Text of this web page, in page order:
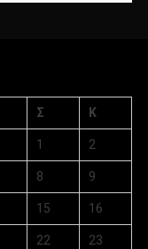
Σ Κ
1 2
8 9
15 16
22 23